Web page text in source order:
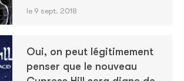
le 9 sept. 2018
Oui, on peut légitimement
penser que le nouveau